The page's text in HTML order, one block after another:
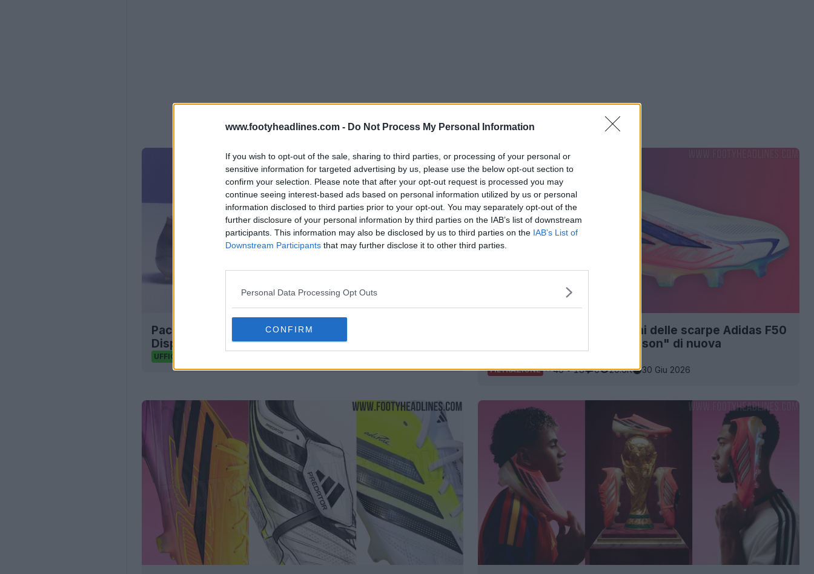
www.footyheadlines.com - Do Not Process My Personal Information
If you wish to opt-out of the sale, sharing to third parties, or processing of your personal or
sensitive information for targeted advertising by us, please use the below opt-out section to
confirm your selection. Please note that after your opt-out request is processed you may
continue seeing interest-based ads based on personal information utilized by us or personal
information disclosed to third parties prior to your opt-out. You may separately opt-out of the
further disclosure of your personal information by third parties on the IAB’s list of downstream
participants. This information may also be disclosed by us to third parties on the IAB’s List of
Downstream Participants that may further disclose it to other third parties.
Personal Data Processing Opt Outs
CONFIRM
Pacchetto Adidas 2026 “Chaos vs Control” lanciato -
Disponibile ora
UFFICIALE
La filtrazione delle immagini delle scarpe Adidas F50
Hyperfast 26-27 "New Season" di nuova
FILTRAZIONE 40 18 0 20.6K 30 Giu 2026